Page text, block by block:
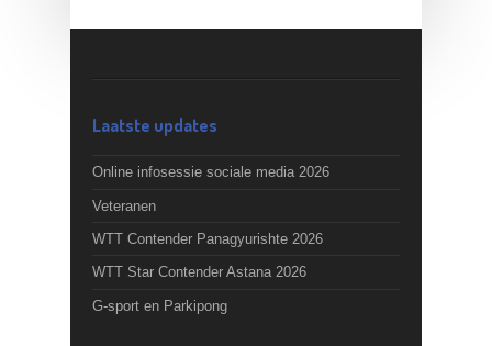
Laatste updates
Online infosessie sociale media 2026
Veteranen
WTT Contender Panagyurishte 2026
WTT Star Contender Astana 2026
G-sport en Parkipong